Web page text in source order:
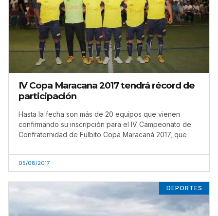
IV Copa Maracana 2017 tendrá récord de
participación
Hasta la fecha son más de 20 equipos que vienen
confirmando su inscripción para el IV Campeonato de
Confraternidad de Fulbito Copa Maracaná 2017, que
05/08/2017
DEPORTES